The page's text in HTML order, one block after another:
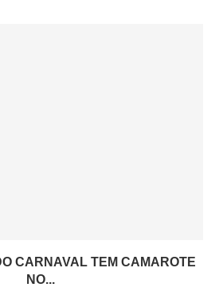
CARNAVAL TEM CAMAROTE
NO...